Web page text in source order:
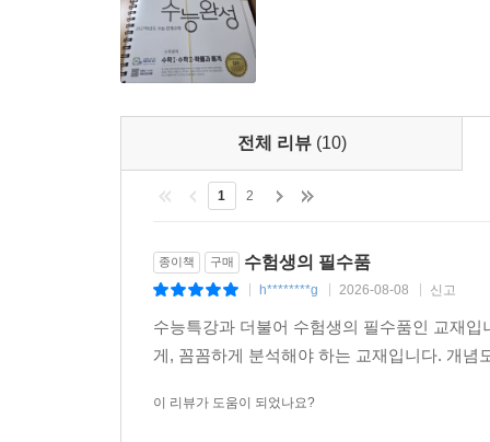
전체 리뷰 (10)
1 2
종이책 구매 수험생의 필수품
h********g 2026-08-08 신고
수능특강과 더불어 수험생의 필수품인 교재
게, 꼼꼼하게 분석해야 하는 교재입니다. 개
이 리뷰가 도움이 되었나요?